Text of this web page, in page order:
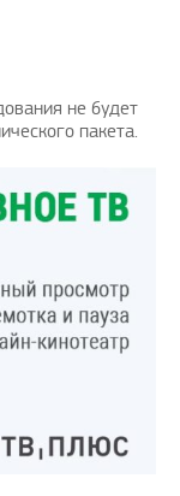
| 10.3.2021
не будет
пакета.